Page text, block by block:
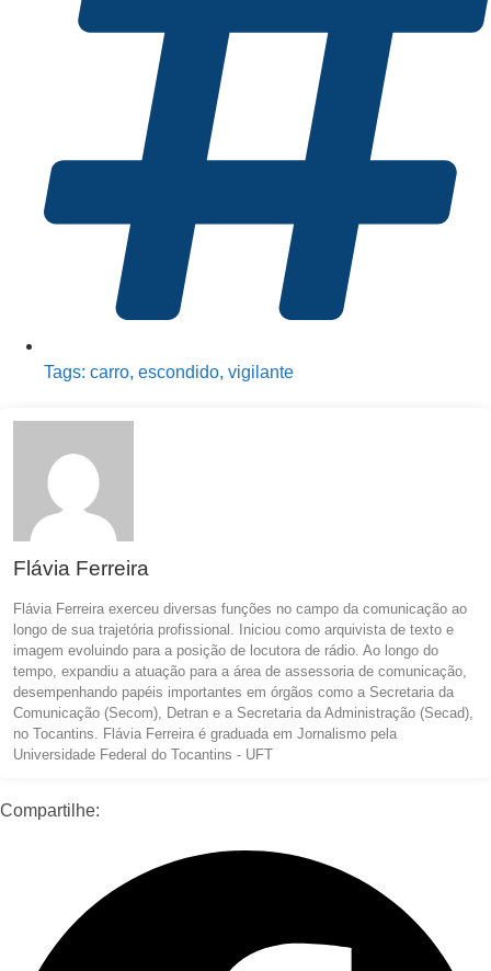
Tags: carro, escondido, vigilante
Flávia Ferreira
Flávia Ferreira exerceu diversas funções no campo da comunicação ao
longo de sua trajetória profissional. Iniciou como arquivista de texto e
imagem evoluindo para a posição de locutora de rádio. Ao longo do
tempo, expandiu a atuação para a área de assessoria de comunicação,
desempenhando papéis importantes em órgãos como a Secretaria da
Comunicação (Secom), Detran e a Secretaria da Administração (Secad),
no Tocantins. Flávia Ferreira é graduada em Jornalismo pela
Universidade Federal do Tocantins - UFT
Compartilhe: